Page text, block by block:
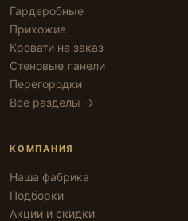
Гардеробные
Прихожие
Кровати на заказ
Стеновые панели
Перегородки
Все разделы →
КОМПАНИЯ
Наша фабрика
Подборки
Акции и скидки